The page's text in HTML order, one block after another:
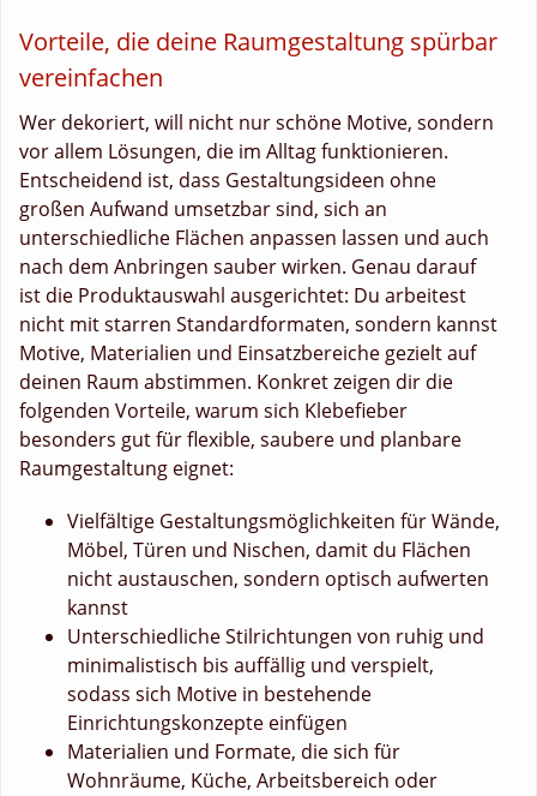
Vorteile, die deine Raumgestaltung spürbar
vereinfachen
Wer dekoriert, will nicht nur schöne Motive, sondern
vor allem Lösungen, die im Alltag funktionieren.
Entscheidend ist, dass Gestaltungsideen ohne
großen Aufwand umsetzbar sind, sich an
unterschiedliche Flächen anpassen lassen und auch
nach dem Anbringen sauber wirken. Genau darauf
ist die Produktauswahl ausgerichtet: Du arbeitest
nicht mit starren Standardformaten, sondern kannst
Motive, Materialien und Einsatzbereiche gezielt auf
deinen Raum abstimmen. Konkret zeigen dir die
folgenden Vorteile, warum sich Klebefieber
besonders gut für flexible, saubere und planbare
Raumgestaltung eignet:
Vielfältige Gestaltungsmöglichkeiten für Wände,
Möbel, Türen und Nischen, damit du Flächen
nicht austauschen, sondern optisch aufwerten
kannst
Unterschiedliche Stilrichtungen von ruhig und
minimalistisch bis auffällig und verspielt,
sodass sich Motive in bestehende
Einrichtungskonzepte einfügen
Materialien und Formate, die sich für
Wohnräume, Küche, Arbeitsbereich oder